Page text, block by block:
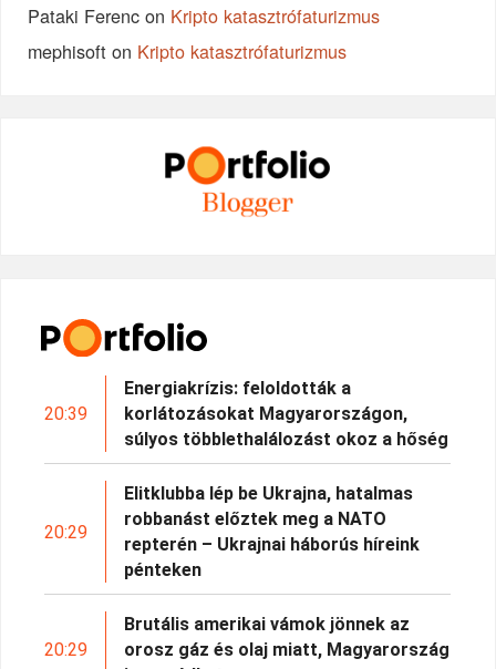
Pataki Ferenc on Kripto katasztrófaturizmus
mephisoft on Kripto katasztrófaturizmus
20:39
Energiakrízis: feloldották a
korlátozásokat Magyarországon,
súlyos többlethalálozást okoz a hőség
20:29
Elitklubba lép be Ukrajna, hatalmas
robbanást előztek meg a NATO
repterén – Ukrajnai háborús híreink
pénteken
20:29
Brutális amerikai vámok jönnek az
orosz gáz és olaj miatt, Magyarország